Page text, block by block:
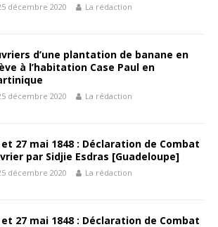
décembre 2020 La rédaction
d’une plantation de banane en
à l’habitation Case Paul en
décembre 2020 La rédaction
et 27 mai 1848 : Déclaration de Combat
par Sidjie Esdras [Guadeloupe]
décembre 2020 La rédaction
et 27 mai 1848 : Déclaration de Combat